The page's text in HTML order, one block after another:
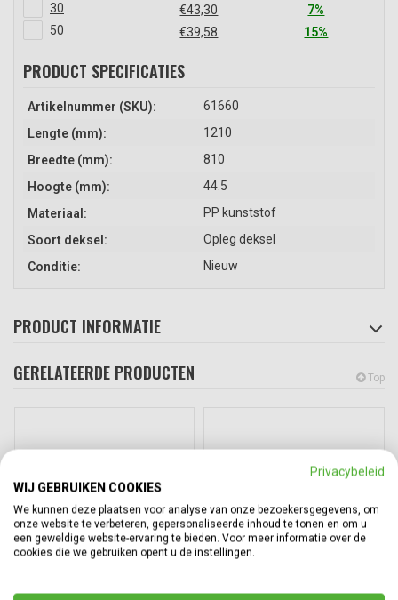
30
€43,30
7%
50
€39,58 15%
PRODUCT SPECIFICATIES
Artikelnummer (SKU):
61660
Lengte (mm):
1210
Breedte (mm):
810
Hoogte (mm):
44.5
Materiaal:
PP kunststof
Soort deksel:
Opleg deksel
Conditie:
Nieuw
PRODUCT INFORMATIE
GERELATEERDE PRODUCTEN
Top
Privacybeleid
WIJ GEBRUIKEN COOKIES
We kunnen deze plaatsen voor analyse van onze bezoekersgegevens, om
onze website te verbeteren, gepersonaliseerde inhoud te tonen en om u
een geweldige website-ervaring te bieden. Voor meer informatie over de
cookies die we gebruiken opent u de instellingen.